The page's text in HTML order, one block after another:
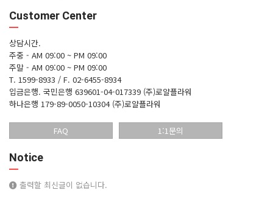
Customer Center
상담시간.
주중 - AM 09:00 ~ PM 09:00
주말 - AM 09:00 ~ PM 09:00
T. 1599-8933 / F. 02-6455-8934
입금은행. 국민은행 639601-04-017339 (주)로얄플라워
하나은행 179-89-0050-10304 (주)로얄플라워
FAQ 1:1문의
Notice
출력할 최신글이 없습니다.